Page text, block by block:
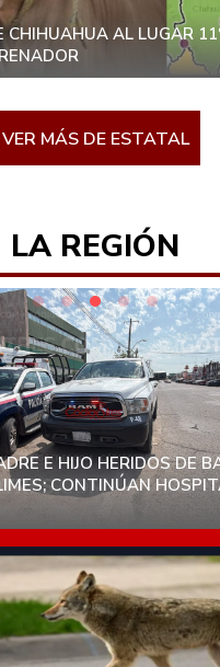
CIVIL LLUVIAS MUY
EN LA REGIÓN
VER MÁS DE ESTATAL
LA REGIÓN
E HIJO HERIDOS DE
HABRÍA OCURRIDO
JULIMES